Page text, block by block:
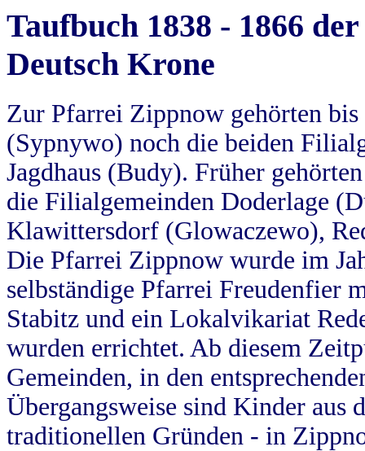
Taufbuch 1838 - 1866
Deutsch Krone
Zur Pfarrei Zippnow gehörten
(Sypnywo) noch die beiden
Jagdhaus (Budy). Früher
die Filialgemeinden Doderlage
Klawittersdorf (Glowaczewo),
Die Pfarrei Zippnow wurde im
selbständige Pfarrei Freudenfier
Stabitz und ein Lokalvikariat
wurden errichtet. Ab diesem
Gemeinden, in den
Übergangsweise sind Kinder aus
traditionellen Gründen - in